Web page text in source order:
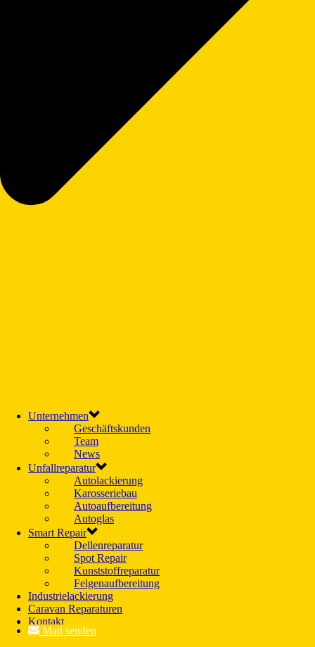
Unternehmen
Geschäftskunden
Team
News
Unfallreparatur
Autolackierung
Karosseriebau
Autoaufbereitung
Autoglas
Smart Repair
Dellenreparatur
Spot Repair
Kunststoffreparatur
Felgenaufbereitung
Industrielackierung
Caravan Reparaturen
Kontakt
Mail senden